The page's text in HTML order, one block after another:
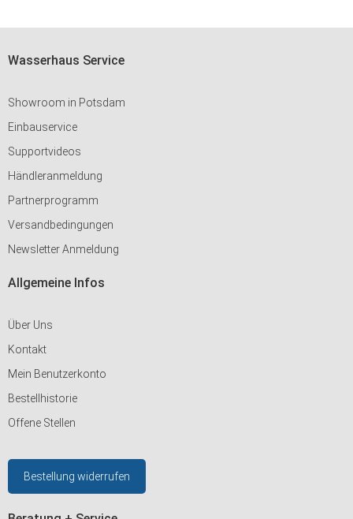
Wasserhaus Service
Showroom in Potsdam
Einbauservice
Supportvideos
Händleranmeldung
Partnerprogramm
Versandbedingungen
Newsletter Anmeldung
Allgemeine Infos
Über Uns
Kontakt
Mein Benutzerkonto
Bestellhistorie
Offene Stellen
Bestellung widerrufen